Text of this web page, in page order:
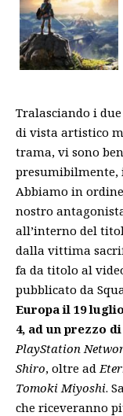
Tralasciando i
di vista artistico
trama, vi sono
presumibilmente,
Abbiamo in
nostro
all’interno del
dalla vittima
fa da titolo al
pubblicato da
Europa il 19
4, ad un prezzo di
PlayStation
Shiro, oltre ad
Tomoki Miyoshi.
che riceveranno